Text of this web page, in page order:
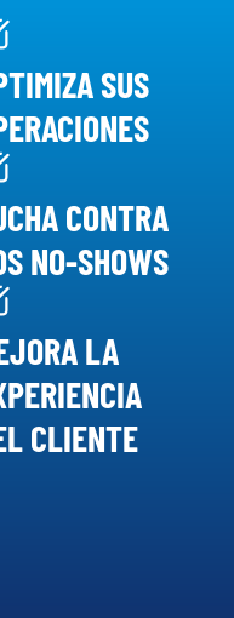
SUS
CONTRA
NO-SHOWS
LA
CLIENTE